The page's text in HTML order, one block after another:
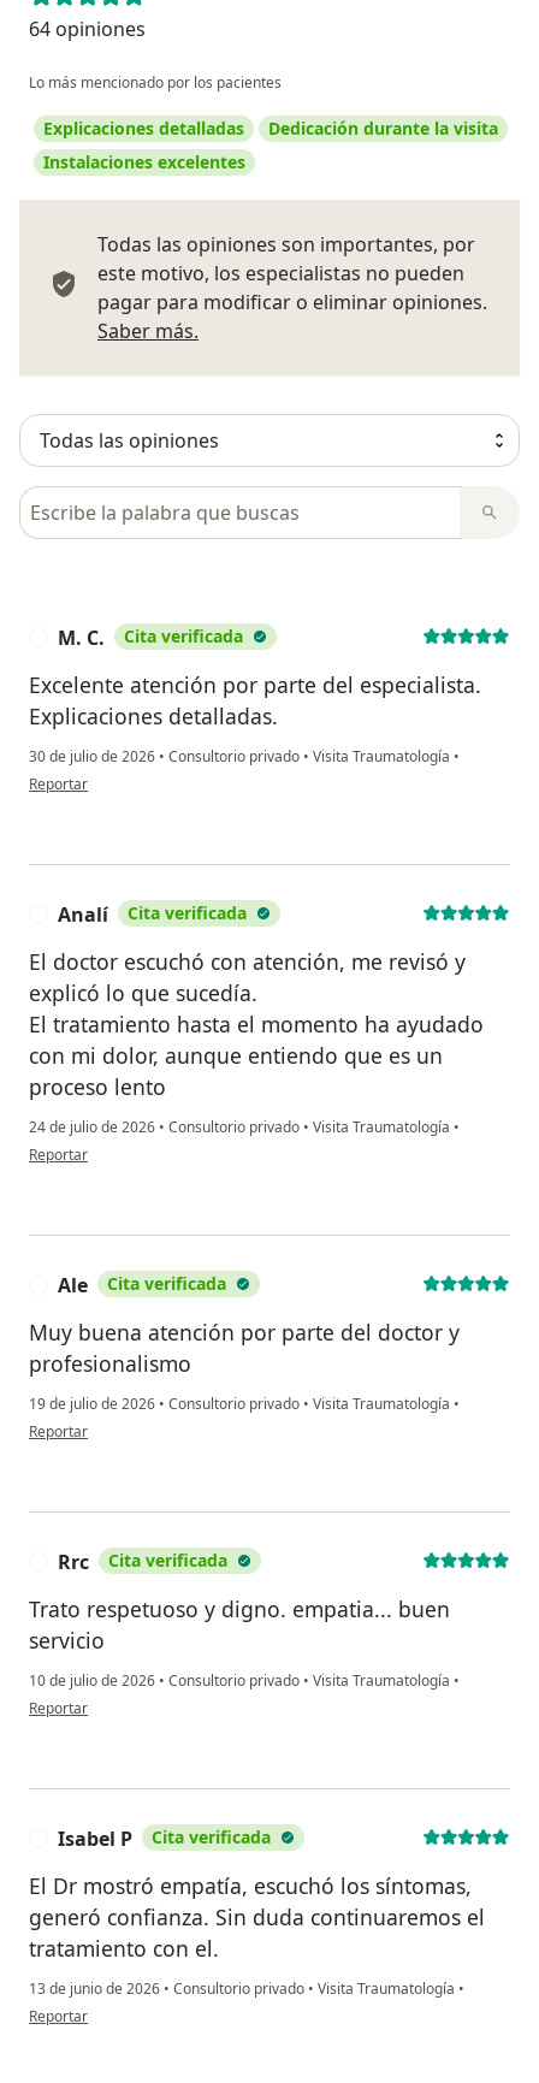
64 opiniones
Lo más mencionado por los pacientes
Explicaciones detalladas
Dedicación durante la visita
Instalaciones excelentes
Todas las opiniones son importantes, por
este motivo, los especialistas no pueden
pagar para modificar o eliminar opiniones.
Saber más.
Busca en opiniones
M. C. Cita verificada
Excelente atención por parte del especialista.
Explicaciones detalladas.
30 de julio de 2026 • Consultorio privado • Visita Traumatología •
en opinión del usuario M. C.
Reportar
Analí Cita verificada
El doctor escuchó con atención, me revisó y
explicó lo que sucedía.
El tratamiento hasta el momento ha ayudado
con mi dolor, aunque entiendo que es un
proceso lento
24 de julio de 2026 • Consultorio privado • Visita Traumatología •
en opinión del usuario Analí
Reportar
Ale Cita verificada
Muy buena atención por parte del doctor y
profesionalismo
19 de julio de 2026 • Consultorio privado • Visita Traumatología •
en opinión del usuario Ale
Reportar
Rrc Cita verificada
Trato respetuoso y digno. empatia... buen
servicio
10 de julio de 2026 • Consultorio privado • Visita Traumatología •
en opinión del usuario Rrc
Reportar
Isabel P Cita verificada
El Dr mostró empatía, escuchó los síntomas,
generó confianza. Sin duda continuaremos el
tratamiento con el.
13 de junio de 2026 • Consultorio privado • Visita Traumatología •
en opinión del usuario Isabel P
Reportar